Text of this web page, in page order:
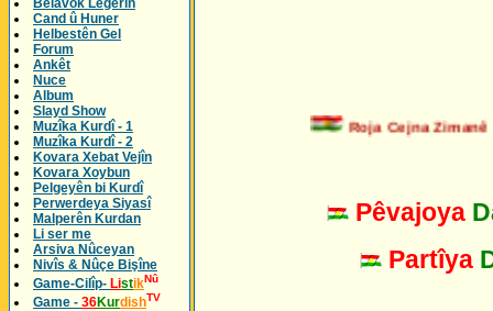
Belavok Lêgerîn
Cand û Huner
Helbestên Gel
Forum
Ankêt
Nuce
Album
Slayd Show
Muzîka Kurdî - 1
Muzîka Kurdî - 2
Kovara Xebat Vejîn
Kovara Xoybun
Pelgeyên bi Kurdî
Perwerdeya Siyasî
Malperên Kurdan
Li ser me
Arsiva Nûceyan
Nivîs & Nûçe Bişîne
Game-Cilîp- ListikNû
Game - 36KurdishTV
Roja Cejna Zimanê
Pêvajoya
Partîya